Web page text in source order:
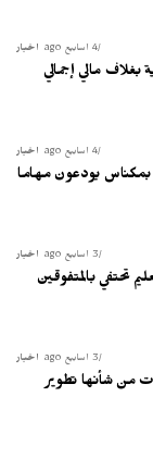
أخبار 4 أسابيع ago
مشروع وعملية بغلاف مالي إجمالي
أخبار 4 أسابيع ago
يودعون مهاما
أخبار 3 أسابيع ago
تحتفي بالمتفوقين
أخبار 3 أسابيع ago
من شأنها تطوير